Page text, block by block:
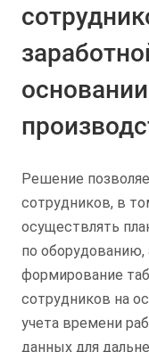
Решение
сотрудников, в
осуществлять
по оборудованию,
формирование
сотрудников на
учета времени
данных для